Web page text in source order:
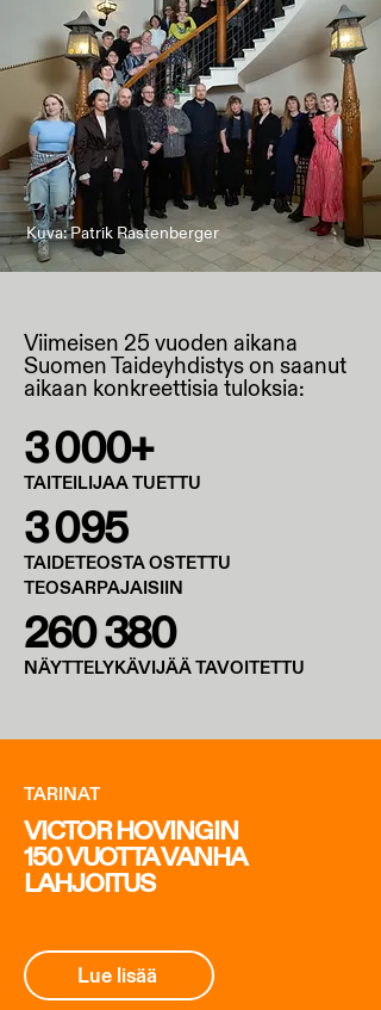
Kuva: Patrik Rastenberger
Viimeisen 25 vuoden aikana
Suomen Taideyhdistys on saanut
aikaan konkreettisia tuloksia:
3 000+
TAITEILIJAA TUETTU
3 095
TAIDETEOSTA OSTETTU
TEOSARPAJAISIIN
260 380
NÄYTTELYKÄVIJÄÄ TAVOITETTU
TARINAT
VICTOR HOVINGIN
150 VUOTTA VANHA
LAHJOITUS
Lue lisää